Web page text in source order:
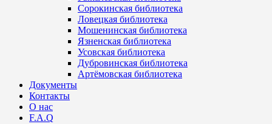
Сорокинская библиотека
Ловецкая библиотека
Мошенинская библиотека
Язненская библиотека
Усовская библиотека
Дубровинская библиотека
Артёмовская библиотека
Документы
Контакты
О нас
F.A.Q